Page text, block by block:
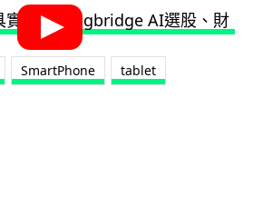
SmartPhone tablet